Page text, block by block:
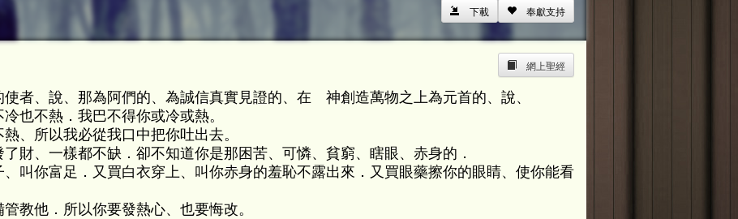
15s
15s奉獻支持
下載
網上聖經
者、說、那為阿們的、為誠信真實見證的、在 神創造萬物之上為元首的、說、
也不熱．我巴不得你或冷或熱。
、所以我必從我口中把你吐出去。
財、一樣都不缺．卻不知道你是那困苦、可憐、貧窮、瞎眼、赤身的．
叫你富足．又買白衣穿上、叫你赤身的羞恥不露出來．又買眼藥擦你的眼睛、使你能看
教他．所以你要發熱心、也要悔改。